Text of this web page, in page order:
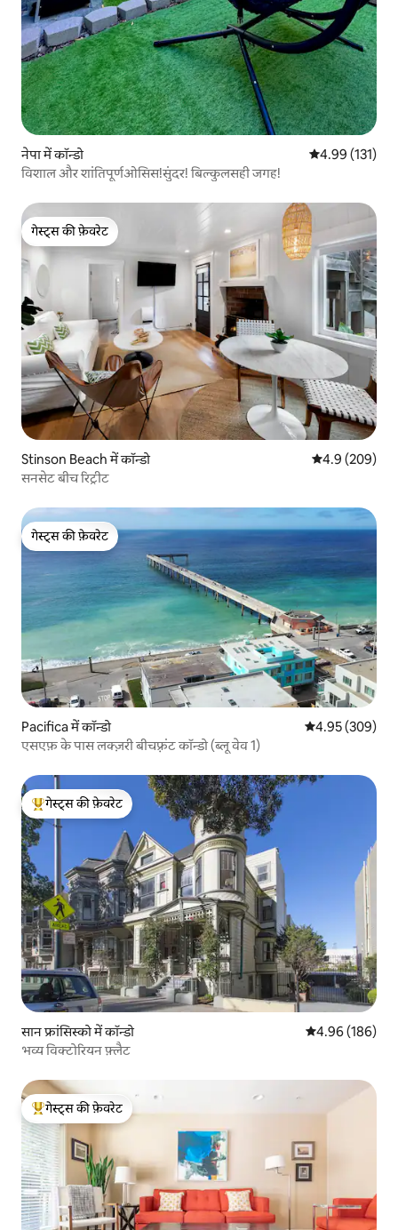
नेपा में कॉन्डो औसत रेटिंग 5 में से
4.99 (131)
विशाल और शांतिपूर्णओसिस!सुंदर! बिल्कुलसही जगह!
गेस्ट्स की फ़ेवरेट
गेस्ट्स की फ़ेवरेट
Stinson Beach में कॉन्डो औसत रेटिंग 5 में
4.9 (209)
सनसेट बीच रिट्रीट
गेस्ट्स की फ़ेवरेट
गेस्ट्स की फ़ेवरेट
Pacifica में कॉन्डो औसत रेटिंग 5 में से
4.95 (309)
एसएफ़ के पास लक्ज़री बीचफ़्रंट कॉन्डो (ब्लू वेव 1)
गेस्ट्स का टॉप फ़ेवरेट
गेस्ट्स की फ़ेवरेट
सान फ्रांसिस्को में कॉन्डो औसत रेटिंग 5 में से
4.96 (186)
भव्य विक्टोरियन फ़्लैट
गेस्ट्स का टॉप फ़ेवरेट
गेस्ट्स की फ़ेवरेट